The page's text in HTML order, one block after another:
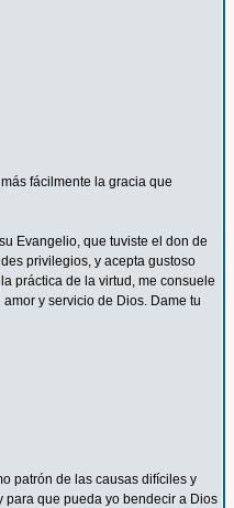
fácilmente la gracia que
Evangelio, que tuviste el don de
privilegios, y acepta gustoso
práctica de la virtud, me consuele
y servicio de Dios. Dame tu
patrón de las causas difíciles y
para que pueda yo bendecir a Dios